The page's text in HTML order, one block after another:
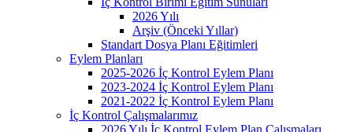
2026 Yılı
Arşiv (Önceki Yıllar)
Standart Dosya Planı Eğitimleri
Eylem Planları
2025-2026 İç Kontrol Eylem Planı
2023-2024 İç Kontrol Eylem Planı
2021-2022 İç Kontrol Eylem Planı
İç Kontrol Çalışmalarımız
2026 Yılı İç Kontrol Eylem Plan Çalışmaları